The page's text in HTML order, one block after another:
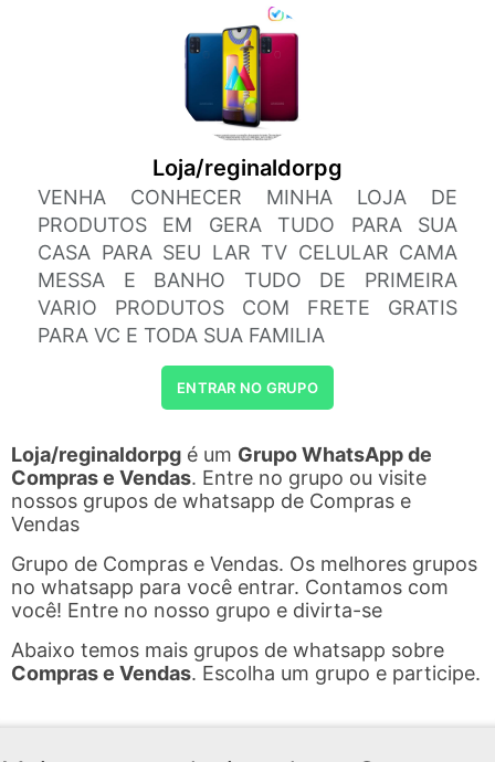
Loja/reginaldorpg
VENHA CONHECER MINHA LOJA DE
PRODUTOS EM GERA TUDO PARA SUA
CASA PARA SEU LAR TV CELULAR CAMA
MESSA E BANHO TUDO DE PRIMEIRA
VARIO PRODUTOS COM FRETE GRATIS
PARA VC E TODA SUA FAMILIA
ENTRAR NO GRUPO
Loja/reginaldorpg é um Grupo WhatsApp de
Compras e Vendas. Entre no grupo ou visite
nossos grupos de whatsapp de Compras e
Vendas
Grupo de Compras e Vendas. Os melhores grupos
no whatsapp para você entrar. Contamos com
você! Entre no nosso grupo e divirta-se
Abaixo temos mais grupos de whatsapp sobre
Compras e Vendas. Escolha um grupo e participe.